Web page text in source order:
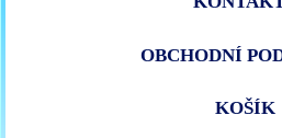
OBCHODNÍ
KOŠÍK